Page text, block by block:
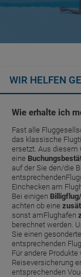
WIR HELFEN
Wie erhalte ich
Fast alle
das klassische
ersetzt. Aus diesem
eine
auf der Sie den/die
Einchecken am
Bei einigen
achten ob eine
sonst amFlughafen
berechnet werden.
Sie einen
entsprechenden
Für andere
Reiseversicherung
entsprechenden